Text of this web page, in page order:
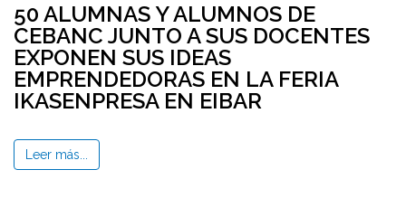
50 ALUMNAS Y ALUMNOS DE
CEBANC JUNTO A SUS DOCENTES
EXPONEN SUS IDEAS
EMPRENDEDORAS EN LA FERIA
IKASENPRESA EN EIBAR
Leer más...